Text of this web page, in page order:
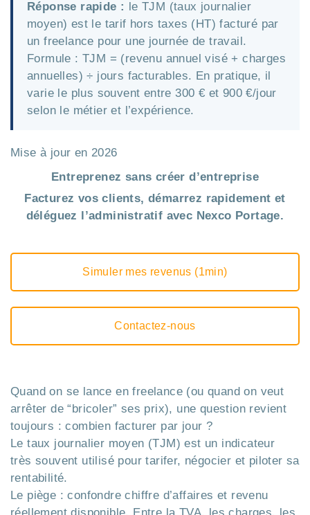
Réponse rapide : le TJM (taux journalier
moyen) est le tarif hors taxes (HT) facturé par
un freelance pour une journée de travail.
Formule : TJM = (revenu annuel visé + charges
annuelles) ÷ jours facturables. En pratique, il
varie le plus souvent entre 300 € et 900 €/jour
selon le métier et l’expérience.
Mise à jour en 2026
Entreprenez sans créer d’entreprise
Facturez vos clients, démarrez rapidement et
déléguez l’administratif avec Nexco Portage.
Simuler mes revenus (1min)
Contactez-nous
Quand on se lance en freelance (ou quand on veut
arrêter de “bricoler” ses prix), une question revient
toujours : combien facturer par jour ?
Le taux journalier moyen (TJM) est un indicateur
très souvent utilisé pour tarifer, négocier et piloter sa
rentabilité.
Le piège : confondre chiffre d’affaires et revenu